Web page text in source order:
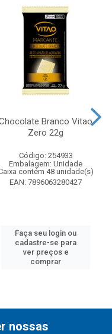
Branco Vitao
Zero 22g
Código: 254933
Embalagem: Unidade
contém 48 unidade(s)
EAN: 7896063280427
Faça seu login ou
cadastre-se para
ver preços e
comprar
nossas